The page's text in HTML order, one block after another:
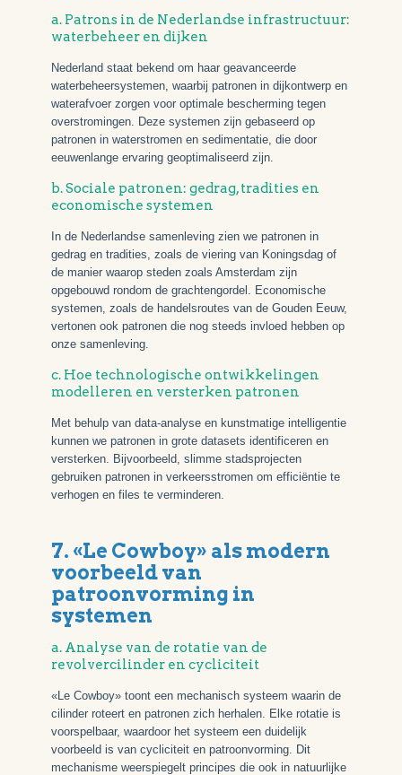
a. Patrons in de Nederlandse infrastructuur:
waterbeheer en dijken
Nederland staat bekend om haar geavanceerde
waterbeheersystemen, waarbij patronen in dijkontwerp en
waterafvoer zorgen voor optimale bescherming tegen
overstromingen. Deze systemen zijn gebaseerd op
patronen in waterstromen en sedimentatie, die door
eeuwenlange ervaring geoptimaliseerd zijn.
b. Sociale patronen: gedrag, tradities en
economische systemen
In de Nederlandse samenleving zien we patronen in
gedrag en tradities, zoals de viering van Koningsdag of
de manier waarop steden zoals Amsterdam zijn
opgebouwd rondom de grachtengordel. Economische
systemen, zoals de handelsroutes van de Gouden Eeuw,
vertonen ook patronen die nog steeds invloed hebben op
onze samenleving.
c. Hoe technologische ontwikkelingen
modelleren en versterken patronen
Met behulp van data-analyse en kunstmatige intelligentie
kunnen we patronen in grote datasets identificeren en
versterken. Bijvoorbeeld, slimme stadsprojecten
gebruiken patronen in verkeersstromen om efficiëntie te
verhogen en files te verminderen.
7. «Le Cowboy» als modern
voorbeeld van
patroonvorming in
systemen
a. Analyse van de rotatie van de
revolvercilinder en cycliciteit
«Le Cowboy» toont een mechanisch systeem waarin de
cilinder roteert en patronen zich herhalen. Elke rotatie is
voorspelbaar, waardoor het systeem een duidelijk
voorbeeld is van cycliciteit en patroonvorming. Dit
mechanisme weerspiegelt principes die ook in natuurlijke